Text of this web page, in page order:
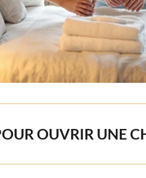
OUVRIR UNE